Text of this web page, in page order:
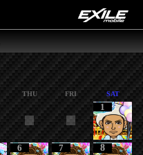
THU FRI SAT
1
6 7 8